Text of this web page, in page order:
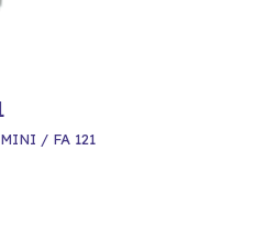
/ FA 121